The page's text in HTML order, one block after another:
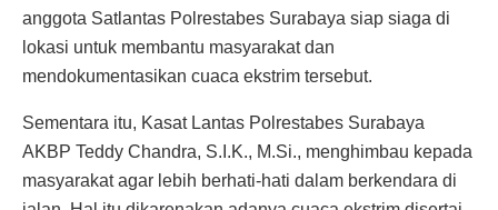
anggota Satlantas Polrestabes Surabaya siap siaga di
lokasi untuk membantu masyarakat dan
mendokumentasikan cuaca ekstrim tersebut.
Sementara itu, Kasat Lantas Polrestabes Surabaya
AKBP Teddy Chandra, S.I.K., M.Si., menghimbau kepada
masyarakat agar lebih berhati-hati dalam berkendara di